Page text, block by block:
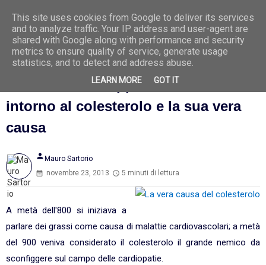
9 Ago
2026
La confusione opportunistica
intorno al colesterolo e la sua vera
causa
person Mauro Sartorio
novembre 23, 2013
5 minuti di lettura
A metà dell'800 si iniziava a
parlare dei grassi come causa di malattie cardiovascolari; a metà
del 900 veniva considerato il colesterolo il grande nemico da
sconfiggere sul campo delle cardiopatie.
This site uses cookies from Google to deliver its services
and to analyze traffic. Your IP address and user-agent are
shared with Google along with performance and security
metrics to ensure quality of service, generate usage
statistics, and to detect and address abuse.
LEARN MORE GOT IT